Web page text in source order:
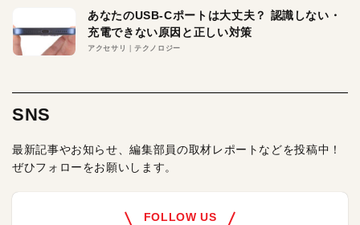
あなたのUSB-Cポートは大丈夫？ 認識しない・
充電できない原因と正しい対策
アクセサリ テクノロジー
SNS
最新記事やお知らせ、編集部員の取材レポートなどを投稿中！
ぜひフォローをお願いします。
FOLLOW US